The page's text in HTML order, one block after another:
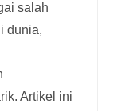
salah
dunia,
Artikel ini